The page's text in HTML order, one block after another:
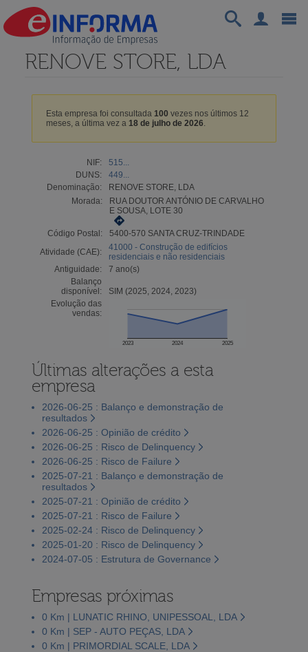
RENOVE STORE, LDA
Esta empresa foi consultada 100 vezes nos últimos 12
meses, a última vez a 18 de julho de 2026.
NIF:
515...
DUNS:
449...
Denominação:
RENOVE STORE, LDA
Morada:
RUA DOUTOR ANTÓNIO DE CARVALHO
E SOUSA, LOTE 30
Código Postal:
5400-570 SANTA CRUZ-TRINDADE
Atividade (CAE):
41000 - Construção de edifícios
residenciais e não residenciais
Antiguidade:
7 ano(s)
Balanço
disponível:
SIM (2025, 2024, 2023)
Evolução das
vendas:
2023 2024 2025
Últimas alterações a esta
empresa
2026-06-25 : Balanço e demonstração de
resultados
2026-06-25 : Opinião de crédito
2026-06-25 : Risco de Delinquency
2026-06-25 : Risco de Failure
2025-07-21 : Balanço e demonstração de
resultados
2025-07-21 : Opinião de crédito
2025-07-21 : Risco de Failure
2025-02-24 : Risco de Delinquency
2025-01-20 : Risco de Delinquency
2024-07-05 : Estrutura de Governance
Empresas próximas
0 Km | LUNATIC RHINO, UNIPESSOAL, LDA
0 Km | SEP - AUTO PEÇAS, LDA
0 Km | PRIMORDIAL SCALE, LDA